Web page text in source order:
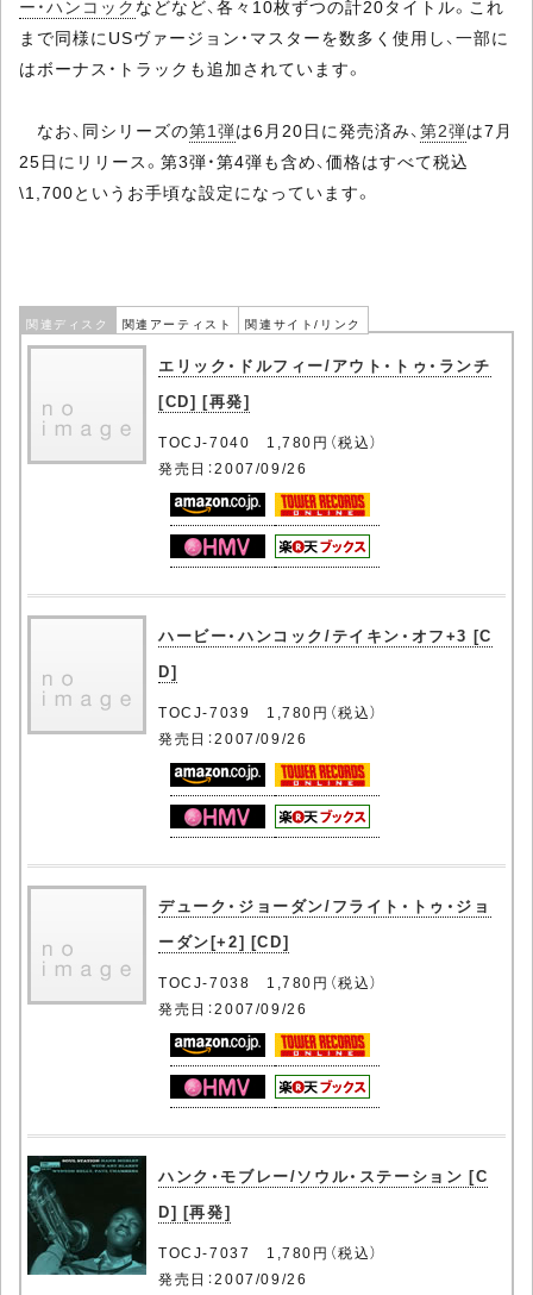
ー・ハンコック などなど、各々10枚ずつの計20タイトル。これ
まで同様にUSヴァージョン・マスターを数多く使用し、一部に
はボーナス・トラックも追加されています。
なお、同シリーズの第1弾は6月20日に発売済み、第2弾は7月
25日にリリース。第3弾・第4弾も含め、価格はすべて税込
\1,700というお手頃な設定になっています。
関連ディスク 関連アーティスト 関連サイト/リンク
エリック・ドルフィー/アウト・トゥ・ランチ
[CD] [再発]
TOCJ-7040 1,780円（税込）
発売日：2007/09/26
ハービー・ハンコック/テイキン・オフ+3 [C
D]
TOCJ-7039 1,780円（税込）
発売日：2007/09/26
デューク・ジョーダン/フライト・トゥ・ジョ
ーダン[+2] [CD]
TOCJ-7038 1,780円（税込）
発売日：2007/09/26
ハンク・モブレー/ソウル・ステーション [C
D] [再発]
TOCJ-7037 1,780円（税込）
発売日：2007/09/26